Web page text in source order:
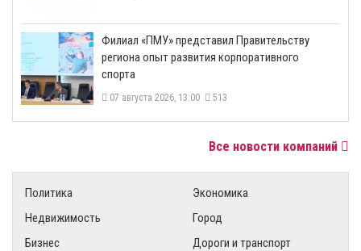
​Филиал «ПМУ» представил Правительству
региона опыт развития корпоративного
спорта
07 августа 2026, 13:00 513
Все новости компаний
Политика
Экономика
Недвижимость
Город
Бизнес
Дороги и транспорт